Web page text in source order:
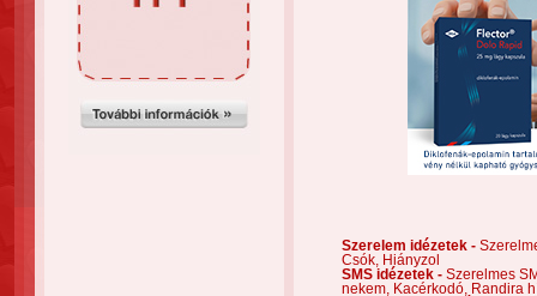
Szerelem idézetek -
Csók,
Hiányzol
SMS idézetek - Szerelmes
nekem,
Kacérkodó,
Randira